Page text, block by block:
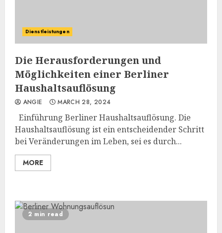
Dienstleistungen
Die Herausforderungen und
Möglichkeiten einer Berliner
Haushaltsauflösung
ANGIE MARCH 28, 2024
Einführung Berliner Haushaltsauflösung. Die
Haushaltsauflösung ist ein entscheidender Schritt
bei Veränderungen im Leben, sei es durch...
MORE
2 min read